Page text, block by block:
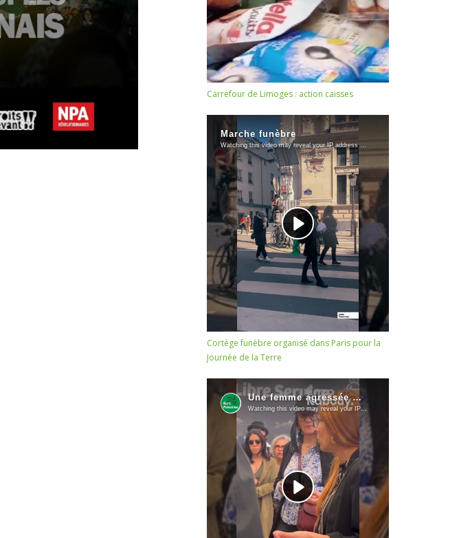
Carrefour de Limoges : action caisses
Cortège funèbre organisé dans Paris pour la
Journée de la Terre